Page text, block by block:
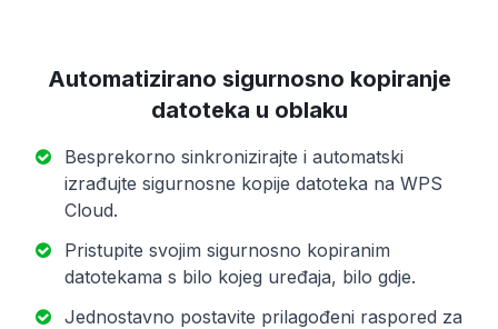
Automatizirano sigurnosno kopiranje
datoteka u oblaku
Besprekorno sinkronizirajte i automatski
izrađujte sigurnosne kopije datoteka na WPS
Cloud.
Pristupite svojim sigurnosno kopiranim
datotekama s bilo kojeg uređaja, bilo gdje.
Jednostavno postavite prilagođeni raspored za